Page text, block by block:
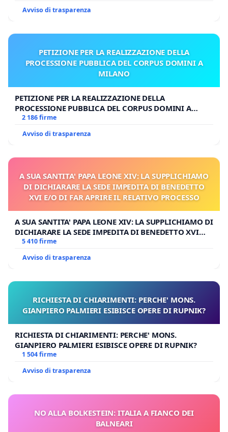
Avviso di trasparenza
PETIZIONE PER LA REALIZZAZIONE DELLA
PROCESSIONE PUBBLICA DEL CORPUS DOMINI A
MILANO
PETIZIONE PER LA REALIZZAZIONE DELLA
PROCESSIONE PUBBLICA DEL CORPUS DOMINI A
MILANO
2 186 firme
Avviso di trasparenza
A SUA SANTITA' PAPA LEONE XIV: LA SUPPLICHIAMO
DI DICHIARARE LA SEDE IMPEDITA DI BENEDETTO
XVI E/O DI FAR APRIRE IL RELATIVO PROCESSO
A SUA SANTITA' PAPA LEONE XIV: LA SUPPLICHIAMO DI
DICHIARARE LA SEDE IMPEDITA DI BENEDETTO XVI
E/O DI FAR APRIRE IL RELATIVO PROCESSO
5 410 firme
Avviso di trasparenza
RICHIESTA DI CHIARIMENTI: PERCHE' MONS.
GIANPIERO PALMIERI ESIBISCE OPERE DI RUPNIK?
RICHIESTA DI CHIARIMENTI: PERCHE' MONS.
GIANPIERO PALMIERI ESIBISCE OPERE DI RUPNIK?
1 504 firme
Avviso di trasparenza
NO ALLA BOLKESTEIN: ITALIA A FIANCO DEI
BALNEARI